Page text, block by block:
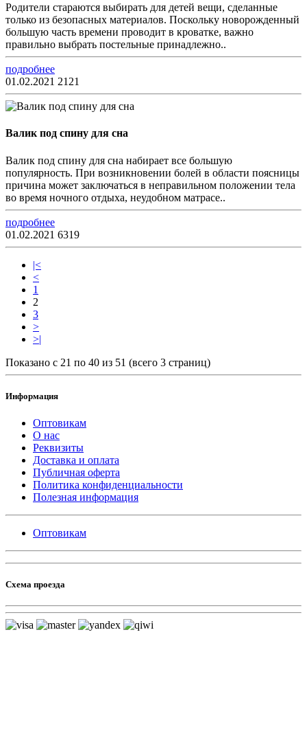
Родители стараются выбирать для детей вещи, сделанные
только из безопасных материалов. Поскольку новорожденный
большую часть времени проводит в кроватке, важно
правильно выбрать постельные принадлежно..
подробнее
01.02.2021 2121
Валик под спину для сна
Валик под спину для сна набирает все большую
популярность. При возникновении болей в области поясницы
причина может заключаться в неправильном положении тела
во время ночного отдыха, неудобном матрасе..
подробнее
01.02.2021 6319
|<
<
1
2
3
>
>|
Показано с 21 по 40 из 51 (всего 3 страниц)
Информация
Оптовикам
О нас
Реквизиты
Доставка и оплата
Публичная оферта
Политика конфиденциальности
Полезная информация
Оптовикам
Схема проезда